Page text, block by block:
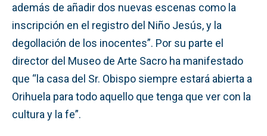
además de añadir dos nuevas escenas como la
inscripción en el registro del Niño Jesús, y la
degollación de los inocentes”. Por su parte el
director del Museo de Arte Sacro ha manifestado
que “la casa del Sr. Obispo siempre estará abierta a
Orihuela para todo aquello que tenga que ver con la
cultura y la fe”.